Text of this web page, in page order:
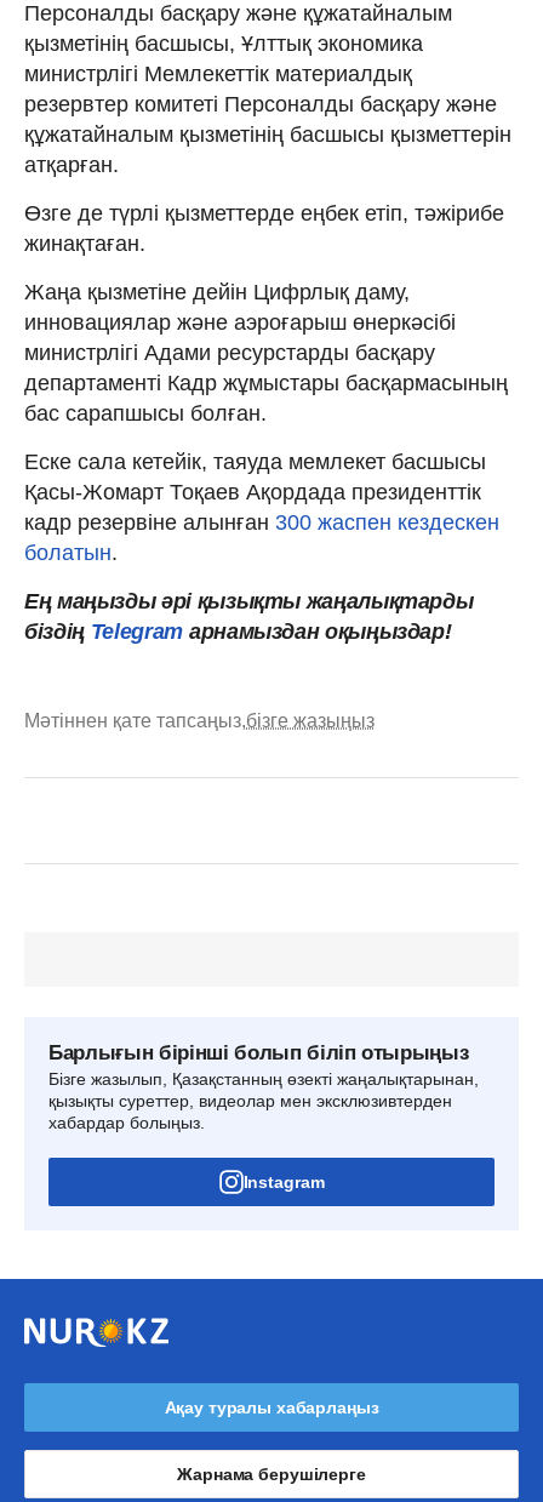
Персоналды басқару және құжатайналым
қызметінің басшысы, Ұлттық экономика
министрлігі Мемлекеттік материалдық
резервтер комитеті Персоналды басқару және
құжатайналым қызметінің басшысы қызметтерін
атқарған.
Өзге де түрлі қызметтерде еңбек етіп, тәжірибе
жинақтаған.
Жаңа қызметіне дейін Цифрлық даму,
инновациялар және аэроғарыш өнеркәсібі
министрлігі Адами ресурстарды басқару
департаменті Кадр жұмыстары басқармасының
бас сарапшысы болған.
Еске сала кетейік, таяуда мемлекет басшысы
Қасы-Жомарт Тоқаев Ақордада президенттік
кадр резервіне алынған 300 жаспен кездескен
болатын.
Ең маңызды әрі қызықты жаңалықтарды
біздің Telegram арнамыздан оқыңыздар!
Мәтіннен қате тапсаңыз,бізге жазыңыз
Барлығын бірінші болып біліп отырыңыз
Бізге жазылып, Қазақстанның өзекті жаңалықтарынан,
қызықты суреттер, видеолар мен эксклюзивтерден
хабардар болыңыз.
Instagram
Ақау туралы хабарлаңыз
Жарнама берушілерге